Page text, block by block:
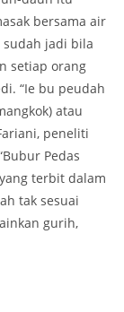
bersama air
sudah jadi bila
setiap orang
“Ie bu peudah
atau
peneliti
Pedas
terbit dalam
tak sesuai
gurih,